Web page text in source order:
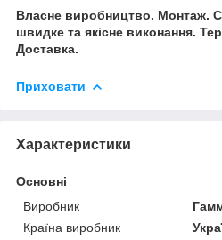
Власне виробництво. Монтаж.
швидке та якісне виконання.
Доставка.
Приховати
Характеристики
Основні
Виробник
Країна виробник